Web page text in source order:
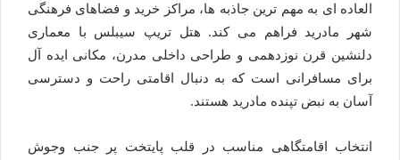
العاده ای به مهم ترین جاذبه ها، مراکز خرید و فضاهای فرهنگی
شهر مادرید فراهم می کند. هتل تریپ سیبلس با معماری
دلنشین قرن نوزدهمی و طراحی داخلی مدرن، مکانی ایده آل
برای مسافرانی است که به دنبال اقامتی راحت و دسترسی
آسان به نبض تپنده مادرید هستند.
انتخاب اقامتگاهی مناسب در قلب پایتخت پر جنب وجوش